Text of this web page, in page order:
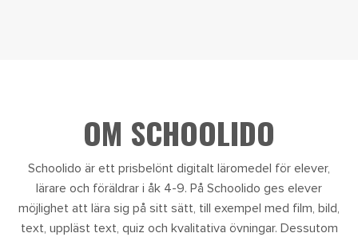
OM SCHOOLIDO
Schoolido är ett prisbelönt digitalt läromedel för elever,
lärare och föräldrar i åk 4-9. På Schoolido ges elever
möjlighet att lära sig på sitt sätt, till exempel med film, bild,
text, uppläst text, quiz och kvalitativa övningar. Dessutom